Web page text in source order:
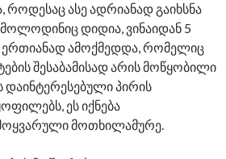
როდესაც ასე ადრიანად გაიხსნა
მოლოდინიც დიდია, ვინაიდან 5
ერთიანად ამოქმედდა, რომელიც
შესაბამისად არის მოწყობილი
დაინტერესებული პირის
ეს იქნება
მოთხილამურე.